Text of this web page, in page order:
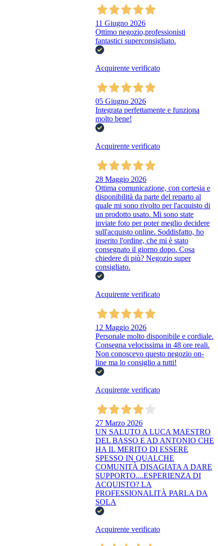
11 Giugno 2026
Ottimo negozio,professionisti
fantastici superconsigliato.
Acquirente verificato
05 Giugno 2026
Integrata perfettamente e funziona
molto bene!
Acquirente verificato
28 Maggio 2026
Ottima comunicazione, con cortesia e
disponibilità da parte del reparto al
quale mi sono rivolto per l'acquisto di
un prodotto usato. Mi sono state
inviate foto per poter meglio decidere
sull'acquisto online. Soddisfatto, ho
inserito l'ordine, che mi è stato
consegnato il giorno dopo. Cosa
chiedere di più? Negozio super
consigliato.
Acquirente verificato
12 Maggio 2026
Personale molto disponibile e cordiale.
Consegna velocissima in 48 ore reali.
Non conoscevo questo negozio on-
line ma lo consiglio a tutti!
Acquirente verificato
27 Marzo 2026
UN SALUTO A LUCA MAESTRO
DEL BASSO E AD ANTONIO CHE
HA IL MERITO DI ESSERE
SPESSO IN QUALCHE
COMUNITÀ DISAGIATA A DARE
SUPPORTO....ESPERIENZA DI
ACQUISTO? LA
PROFESSIONALITÀ PARLA DA
SOLA
Acquirente verificato